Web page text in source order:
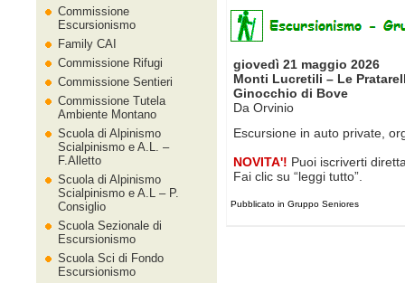
giovedì 21 maggio 2026
Monti Lucretili – Le
Ginocchio di Bove
Da Orvinio
Escursione in auto private,
NOVITA'! Puoi iscriverti
Fai clic su “leggi tutto”.
Pubblicato in Gruppo Seniores
Commissione
Escursionismo
Family CAI
Commissione Rifugi
Commissione Sentieri
Commissione Tutela
Ambiente Montano
Scuola di Alpinismo
Scialpinismo e A.L. –
F.Alletto
Scuola di Alpinismo
Scialpinismo e A.L – P.
Consiglio
Scuola Sezionale di
Escursionismo
Scuola Sci di Fondo
Escursionismo